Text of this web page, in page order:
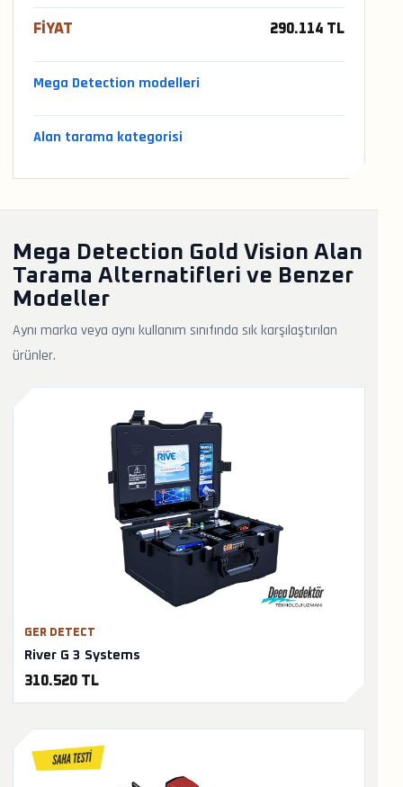
FIYAT 290.114 TL
Mega Detection modelleri
Alan tarama kategorisi
Mega Detection Gold Vision Alan
Tarama Alternatifleri ve Benzer
Modeller
Aynı marka veya aynı kullanım sınıfında sık karşılaştırılan
ürünler.
GER DETECT
River G 3 Systems
310.520 TL